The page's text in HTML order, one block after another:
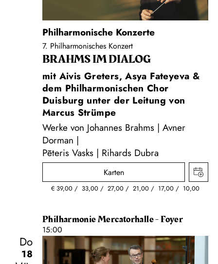
Philharmonische Konzerte
7. Philharmonisches Konzert
BRAHMS IM DIALOG
mit Aivis Greters, Asya Fateyeva &
dem Philharmonischen Chor
Duisburg unter der Leitung von
Marcus Strümpe
Werke von Johannes Brahms | Avner
Dorman |
Pēteris Vasks | Rihards Dubra
Karten
€ 39,00 33,00 27,00 21,00 17,00 10,00
Philharmonie Mercatorhalle - Foyer
15:00
Do
18